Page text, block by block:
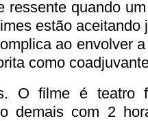
ressente quando
estão aceitando
ao envolver
como
O filme é teatro
demais com 2